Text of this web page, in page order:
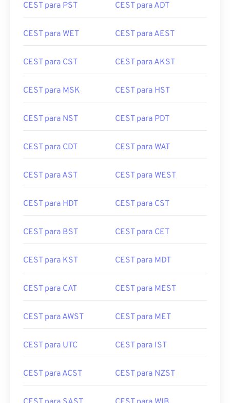
CEST para PST CEST para ADT
CEST para WET CEST para AEST
CEST para CST CEST para AKST
CEST para MSK CEST para HST
CEST para NST CEST para PDT
CEST para CDT CEST para WAT
CEST para AST CEST para WEST
CEST para HDT CEST para CST
CEST para BST CEST para CET
CEST para KST CEST para MDT
CEST para CAT CEST para MEST
CEST para AWST CEST para MET
CEST para UTC CEST para IST
CEST para ACST CEST para NZST